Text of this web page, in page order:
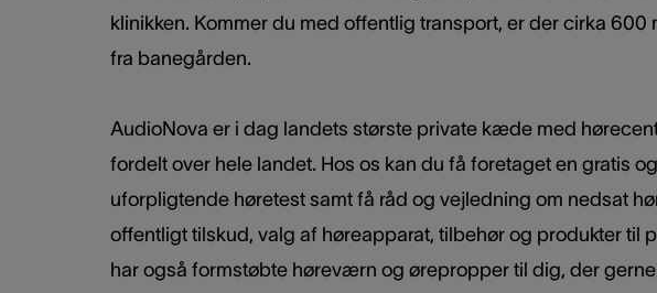
klinikken. Kommer du med offentlig transport, er der cirka 600
fra banegården.
AudioNova er i dag landets største private kæde med
fordelt over hele landet. Hos os kan du få foretaget en gratis og
uforpligtende høretest samt få råd og vejledning om nedsat
offentligt tilskud, valg af høreapparat, tilbehør og produkter til
har også formstøbte høreværn og ørepropper til dig, der